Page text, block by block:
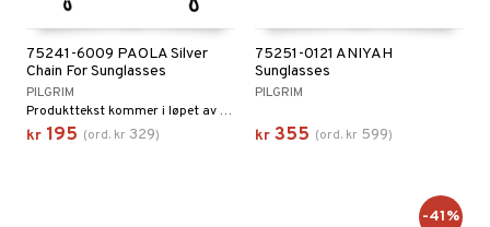
75241-6009 PAOLA Silver
Chain For Sunglasses
PILGRIM
Produkttekst kommer i løpet av kort tid
kr 195 (ord. kr 329)
75251-0121 ANIYAH
Sunglasses
PILGRIM
kr 355 (ord. kr 599)
-41%